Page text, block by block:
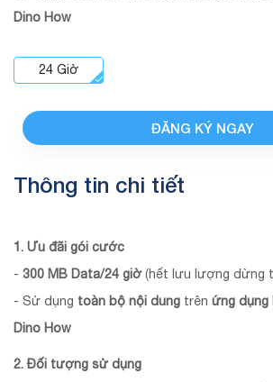
Dino How
24 Giờ
ĐĂNG KÝ NGAY
Thông tin chi tiết
1. Ưu đãi gói cước
- 300 MB Data/24 giờ(hết lưu lượng dừng
- Sử dụng toàn bộ nội dung trên ứng dụng
Dino How
2. Đối tượng sử dụng